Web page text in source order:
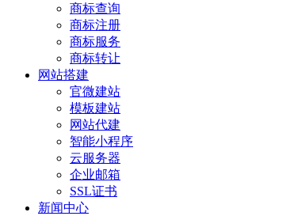
商标查询
商标注册
商标服务
商标转让
网站搭建
官微建站
模板建站
网站代建
智能小程序
云服务器
企业邮箱
SSL证书
新闻中心